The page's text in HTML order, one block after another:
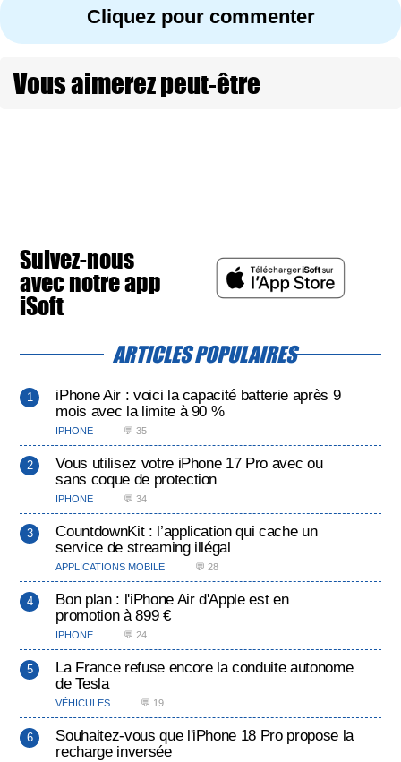
Cliquez pour commenter
Vous aimerez peut-être
Suivez-nous
avec notre app
iSoft
ARTICLES POPULAIRES
iPhone Air : voici la capacité batterie après 9
mois avec la limite à 90 %
IPHONE 💬 35
Vous utilisez votre iPhone 17 Pro avec ou
sans coque de protection
IPHONE 💬 34
CountdownKit : l’application qui cache un
service de streaming illégal
APPLICATIONS MOBILE 💬 28
Bon plan : l'iPhone Air d'Apple est en
promotion à 899 €
IPHONE 💬 24
La France refuse encore la conduite autonome
de Tesla
VÉHICULES 💬 19
Souhaitez-vous que l'iPhone 18 Pro propose la
recharge inversée